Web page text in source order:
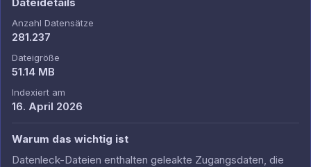
Anzahl Datensätze
281.237
Dateigröße
51.14 MB
Indexiert am
16. April 2026
Warum das wichtig ist
Datenleck-Dateien enthalten geleakte Zugangsdaten, die